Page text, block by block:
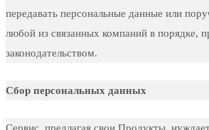
передавать персональные данные или
любой из связанных компаний в порядке,
законодательством.
Сбор персональных данных
Сервис, предлагая свои Продукты,